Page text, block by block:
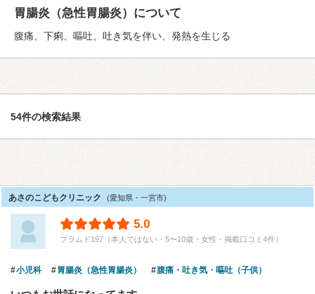
胃腸炎（急性胃腸炎）について
腹痛、下痢、嘔吐、吐き気を伴い、発熱を生じる
54件の検索結果
あさのこどもクリニック (愛知県・一宮市)
5.0
プラムド197（本人ではない・5〜10歳・女性・掲載口コミ4件）
小児科 胃腸炎（急性胃腸炎） 腹痛・吐き気・嘔吐（子供）